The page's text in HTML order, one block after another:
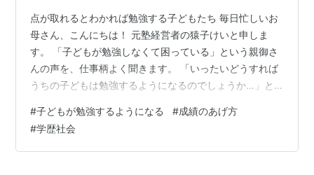
点が取れるとわかれば勉強する子どもたち 毎日忙しいお
母さん、こんにちは！ 元塾経営者の猿子けいと申しま
す。 「子どもが勉強しなくて困っている」という親御さ
んの声を、仕事柄よく聞きます。 「いったいどうすれば
うちの子どもは勉強するようになるのでしょうか…」と
みるみる勉強するようになるからくりがわかります！ そ
の１ 成功体験をさせてみよう 勉強だって練習でうまくな
る 成功すると好きになる 成功体験を作り出す 点が取れ
#子どもが勉強するようになる #成績のあげ方
#学歴社会